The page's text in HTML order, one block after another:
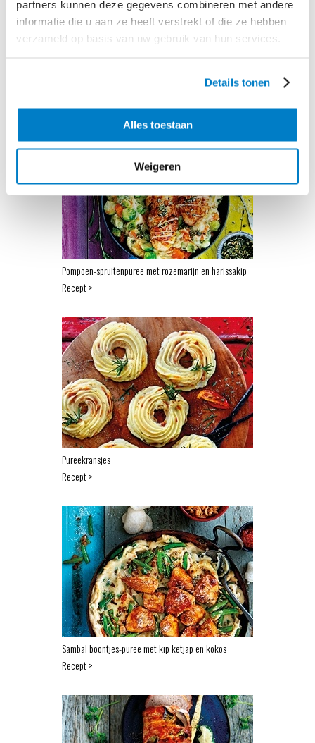
partners kunnen deze gegevens combineren met andere
informatie die u aan ze heeft verstrekt of die ze hebben
verzameld op basis van uw gebruik van hun services.
Details tonen
Alles toestaan
Weigeren
Pompoen-spruitenpuree met rozemarijn en harissakip
Recept >
Pureekransjes
Recept >
Sambal boontjes-puree met kip ketjap en kokos
Recept >